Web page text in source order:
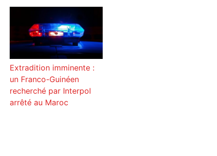
Extradition imminente :
un Franco-Guinéen
recherché par Interpol
arrêté au Maroc